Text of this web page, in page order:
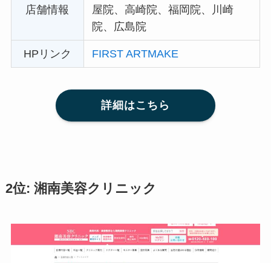
店舗情報
屋院、高崎院、福岡院、川崎
院、広島院
HPリンク FIRST ARTMAKE
詳細はこちら
2位: 湘南美容クリニック